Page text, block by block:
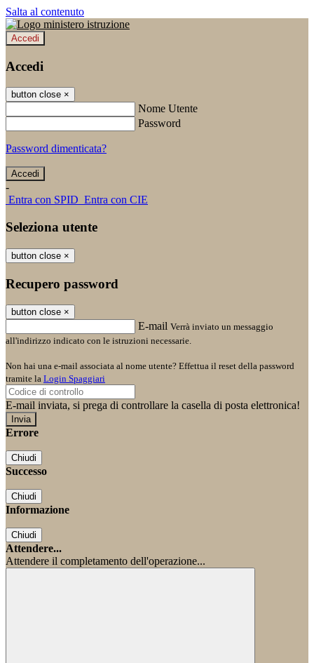
Salta al contenuto
Accedi
Accedi
button close ×
Nome Utente
Password
Password dimenticata?
-
Entra con SPID Entra con CIE
Seleziona utente
button close ×
Recupero password
button close ×
E-mail Verrà inviato un messaggio
all'indirizzo indicato con le istruzioni necessarie.
Non hai una e-mail associata al nome utente? Effettua il reset della password
tramite la Login Spaggiari
E-mail inviata, si prega di controllare la casella di posta elettronica!
Errore
Chiudi
Successo
Chiudi
Informazione
Chiudi
Attendere...
Attendere il completamento dell'operazione...